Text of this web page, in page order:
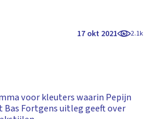
17 okt 2021 2.1k
voor kleuters waarin Pepijn
Fortgens uitleg geeft over